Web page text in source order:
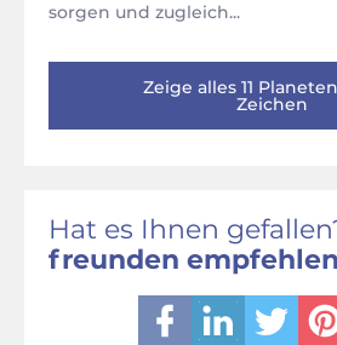
sorgen und zugleich...
Zeige alles 11
Zeichen
Hat es Ihnen
freunden